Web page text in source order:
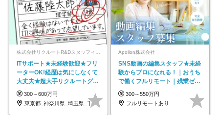
ITサポート★未経験歓迎★フリ
ーターOK!経歴は気にしなくて
大丈夫★超大手リクルートグル
ープの正社員/sg
300～600万円
東京都_神奈川県_埼玉県_千葉県_大阪府…
Apollon株式会社
SNS動画の編集スタッフ★未経
験からプロになれる！｜おうち
で働くフルリモート｜残業ゼロ
で18時退勤◎
300～550万円
フルリモートあり